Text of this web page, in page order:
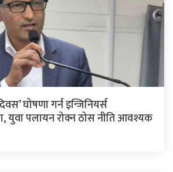
घोषणा गर्न इन्जिनियर्स
युवा पलायन रोक्न ठोस नीति आवश्यक